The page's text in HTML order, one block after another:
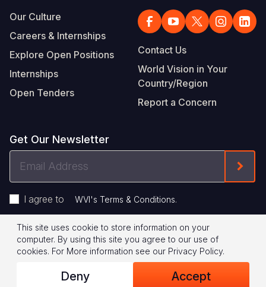
Our Culture
Careers & Internships
Explore Open Positions
Internships
Open Tenders
Contact Us
World Vision in Your
Country/Region
Report a Concern
Get Our Newsletter
I agree to WVI's Terms & Conditions.
Footer
Legal
© 2026 World Vision International
Privacy Policy Terms of Use
This site uses cookie to store information on your
computer. By using this site you agree to our use of
cookies. For More information see our Privacy Policy.
Deny Accept